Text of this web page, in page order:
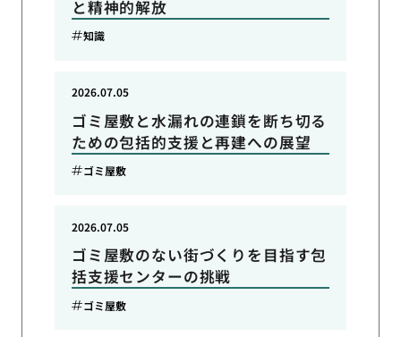
と精神的解放
知識
ゴミ屋敷と水漏れの連鎖を断ち切る
ための包括的支援と再建への展望
2026.07.05
ゴミ屋敷
ゴミ屋敷のない街づくりを目指す包
括支援センターの挑戦
2026.07.05
ゴミ屋敷